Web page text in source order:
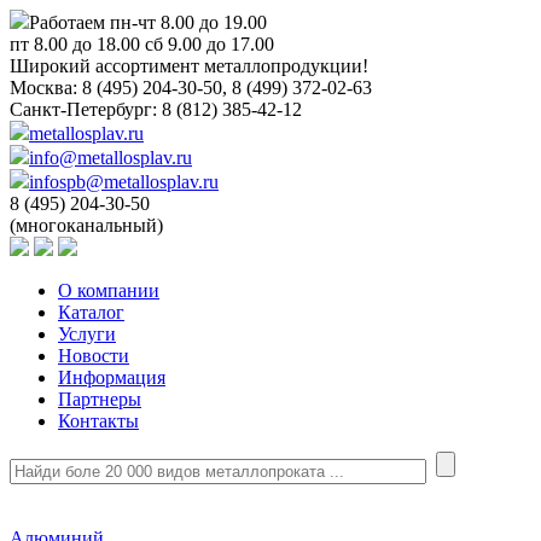
Работаем пн-чт 8.00 до 19.00
пт 8.00 до 18.00 сб 9.00 до 17.00
Широкий ассортимент металлопродукции!
Москва: 8 (495) 204-30-50, 8 (499) 372-02-63
Санкт-Петербург: 8 (812) 385-42-12
metallosplav.ru
info@metallosplav.ru
infospb@metallosplav.ru
8 (495) 204-30-50
(многоканальный)
О компании
Каталог
Услуги
Новости
Информация
Партнеры
Контакты